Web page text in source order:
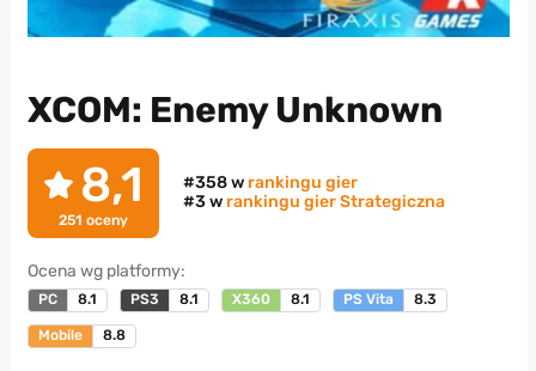
XCOM: Enemy Unknown
8,1
251 oceny
#358 w rankingu gier
#3 w rankingu gier Strategiczna
Ocena wg platformy:
PC 8.1 PS3 8.1 X360 8.1 PS Vita 8.3
Mobile 8.8